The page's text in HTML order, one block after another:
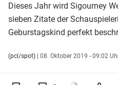
Dieses Jahr wird Sigourney
sieben Zitate der
Geburstagskind perfekt
(pcl/spot) | 08. Oktober 2019 - 09:02